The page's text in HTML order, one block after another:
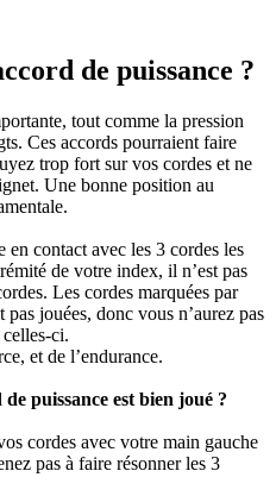
de puissance ?
tout comme la pression
Ces accords pourraient faire
trop fort sur vos cordes et ne
Une bonne position au
en contact avec les 3 cordes les
de votre index, il n’est pas
Les cordes marquées par
jouées, donc vous n’aurez pas
ci.
et de l’endurance.
puissance est bien joué ?
cordes avec votre main gauche
pas à faire résonner les 3